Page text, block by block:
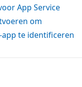
App Service
om
te identificeren